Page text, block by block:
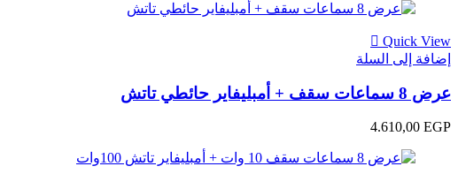
Quick View
إضافة إلى السلة
عرض 8 سماعات سقف + أمبليفاير حائطي تاتش
4.610,00 EGP